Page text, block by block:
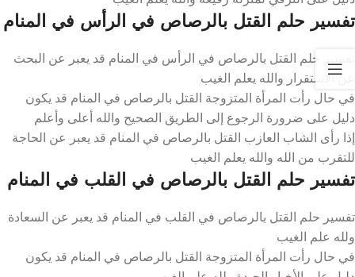
تفسير حلم القتل بالرصاص في الرأس في المنام
تفسير حلم القتل بالرصاص في الرأس في المنام قد يعبر عن البحث
عن الاستقرار والله يعلم الغيب
في حال رأت المرأة المتزوجة القتل بالرصاص في المنام قد يكون
دليل على ضرورة الرجوع إلى الطريق الصحيح والله أعلى وأعلم
إذا رأى الشاب العازب القتل بالرصاص في المنام قد يعبر عن الحاجة
للتقرب من الله والله يعلم الغيب
تفسير حلم القتل بالرصاص في القلب في المنام
تفسير حلم القتل بالرصاص في القلب في المنام قد يعبر عن السعادة
ولله علم الغيب
في حال رأت المرأة المتزوجة القتل بالرصاص في المنام قد يكون